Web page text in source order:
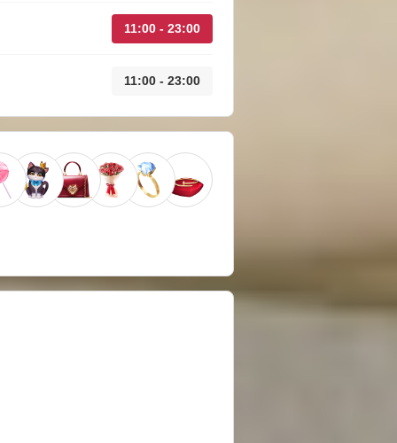
11:00 - 23:00
11:00 - 23:00